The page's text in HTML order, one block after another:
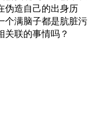
伪造自己的出身历
个满脑子都是肮脏污
关联的事情吗？